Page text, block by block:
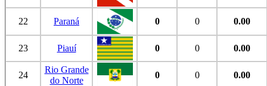
22 Paraná 0 0 0.00
23 Piauí 0 0 0.00
24
Rio Grande
do Norte
0 0 0.00